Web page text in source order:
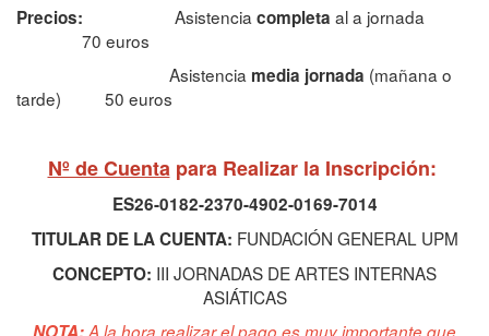
Precios:
Asistencia completa al a jornada
70 euros
Asistencia media jornada (mañana o
tarde) 50 euros
Nº de Cuentapara Realizar la Inscripción:
ES26-0182-2370-4902-0169-7014
TITULAR DE LA CUENTA: FUNDACIÓN GENERAL UPM
CONCEPTO: III JORNADAS DE ARTES INTERNAS
ASIÁTICAS
A la hora realizar el pago es muy importante que